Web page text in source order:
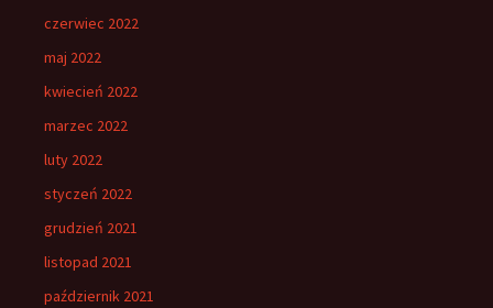
czerwiec 2022
maj 2022
kwiecień 2022
marzec 2022
luty 2022
styczeń 2022
grudzień 2021
listopad 2021
październik 2021